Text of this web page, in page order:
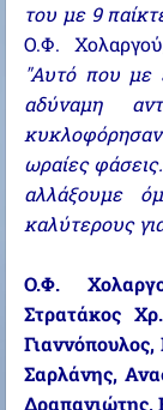
του με 9
Ο.Φ.
"Αυτό που με
αδύναμη
ωραίες
αλλάξουμε
καλύτερους
Ο.Φ.
Στρατάκος
Σαρλάνης,
Δραπανιώτης,